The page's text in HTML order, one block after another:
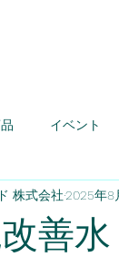
イベント
改善
株式会社2025年8